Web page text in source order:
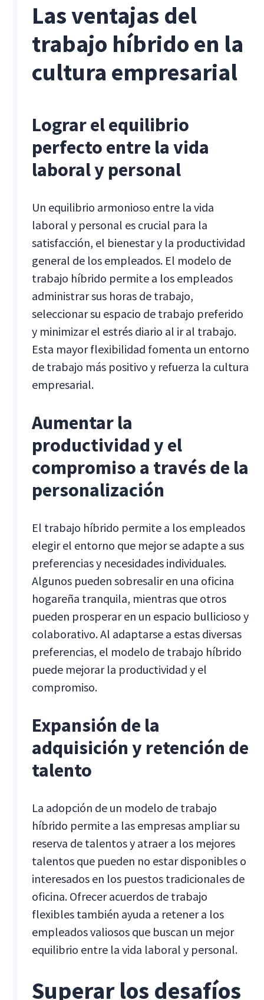
Las ventajas del
trabajo híbrido en la
cultura empresarial
Lograr el equilibrio
perfecto entre la vida
laboral y personal
Un equilibrio armonioso entre la vida
laboral y personal es crucial para la
satisfacción, el bienestar y la productividad
general de los empleados. El modelo de
trabajo híbrido permite a los empleados
administrar sus horas de trabajo,
seleccionar su espacio de trabajo preferido
y minimizar el estrés diario al ir al trabajo.
Esta mayor flexibilidad fomenta un entorno
de trabajo más positivo y refuerza la cultura
empresarial.
Aumentar la
productividad y el
compromiso a través de la
personalización
El trabajo híbrido permite a los empleados
elegir el entorno que mejor se adapte a sus
preferencias y necesidades individuales.
Algunos pueden sobresalir en una oficina
hogareña tranquila, mientras que otros
pueden prosperar en un espacio bullicioso y
colaborativo. Al adaptarse a estas diversas
preferencias, el modelo de trabajo híbrido
puede mejorar la productividad y el
compromiso.
Expansión de la
adquisición y retención de
talento
La adopción de un modelo de trabajo
híbrido permite a las empresas ampliar su
reserva de talentos y atraer a los mejores
talentos que pueden no estar disponibles o
interesados en los puestos tradicionales de
oficina. Ofrecer acuerdos de trabajo
flexibles también ayuda a retener a los
empleados valiosos que buscan un mejor
equilibrio entre la vida laboral y personal.
Superar los desafíos